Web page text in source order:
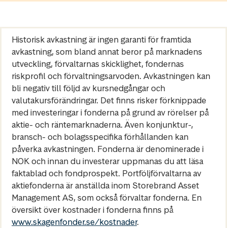
Historisk avkastning är ingen garanti för framtida
avkastning, som bland annat beror på marknadens
utveckling, förvaltarnas skicklighet, fondernas
riskprofil och förvaltningsarvoden. Avkastningen kan
bli negativ till följd av kursnedgångar och
valutakursförändringar. Det finns risker förknippade
med investeringar i fonderna på grund av rörelser på
aktie- och räntemarknaderna. Även konjunktur-,
bransch- och bolagsspecifika förhållanden kan
påverka avkastningen. Fonderna är denominerade i
NOK och innan du investerar uppmanas du att läsa
faktablad och fondprospekt. Portföljförvaltarna av
aktiefonderna är anställda inom Storebrand Asset
Management AS, som också förvaltar fonderna. En
översikt över kostnader i fonderna finns på
www.skagenfonder.se/kostnader.